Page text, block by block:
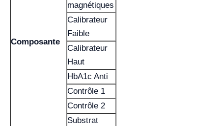
Composante
magnétiques
Calibrateur
Faible
Calibrateur
Haut
HbA1c Anti
Contrôle 1
Contrôle 2
Substrat